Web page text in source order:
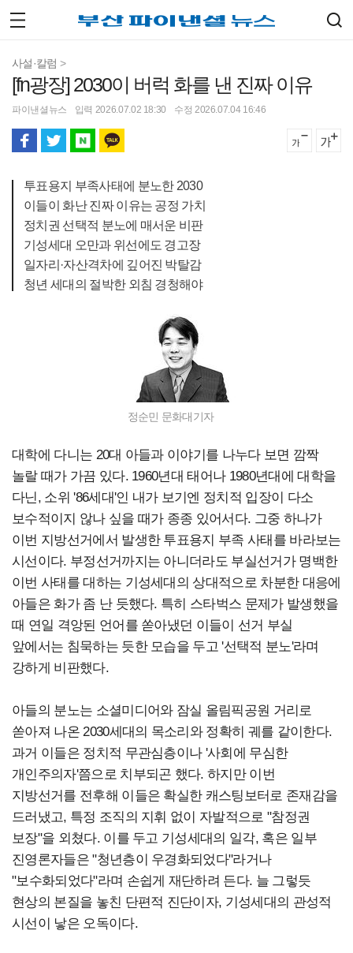
사설·칼럼 >
[fn광장] 2030이 버럭 화를 낸 진짜 이유
파이낸셜뉴스 입력 2026.07.02 18:30 수정 2026.07.04 16:46
투표용지 부족사태에 분노한 2030
이들이 화난 진짜 이유는 공정 가치
정치권 선택적 분노에 매서운 비판
기성세대 오만과 위선에도 경고장
일자리·자산격차에 깊어진 박탈감
청년 세대의 절박한 외침 경청해야
정순민 문화대기자
대학에 다니는 20대 아들과 이야기를 나누다 보면 깜짝
놀랄 때가 가끔 있다. 1960년대 태어나 1980년대에 대학을
다닌, 소위 '86세대'인 내가 보기엔 정치적 입장이 다소
보수적이지 않나 싶을 때가 종종 있어서다. 그중 하나가
이번 지방선거에서 발생한 투표용지 부족 사태를 바라보는
시선이다. 부정선거까지는 아니더라도 부실선거가 명백한
이번 사태를 대하는 기성세대의 상대적으로 차분한 대응에
아들은 화가 좀 난 듯했다. 특히 스타벅스 문제가 발생했을
때 연일 격앙된 언어를 쏟아냈던 이들이 선거 부실
앞에서는 침묵하는 듯한 모습을 두고 '선택적 분노'라며
강하게 비판했다.
아들의 분노는 소셜미디어와 잠실 올림픽공원 거리로
쏟아져 나온 2030세대의 목소리와 정확히 궤를 같이한다.
과거 이들은 정치적 무관심층이나 '사회에 무심한
개인주의자'쯤으로 치부되곤 했다. 하지만 이번
지방선거를 전후해 이들은 확실한 캐스팅보터로 존재감을
드러냈고, 특정 조직의 지휘 없이 자발적으로 "참정권
보장"을 외쳤다. 이를 두고 기성세대의 일각, 혹은 일부
진영론자들은 "청년층이 우경화되었다"라거나
"보수화되었다"라며 손쉽게 재단하려 든다. 늘 그렇듯
현상의 본질을 놓친 단편적 진단이자, 기성세대의 관성적
시선이 낳은 오독이다.